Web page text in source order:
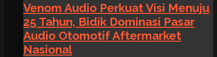
Venom Audio Perkuat Visi Menuju
25 Tahun, Bidik Dominasi Pasar
Audio Otomotif Aftermarket
Nasional